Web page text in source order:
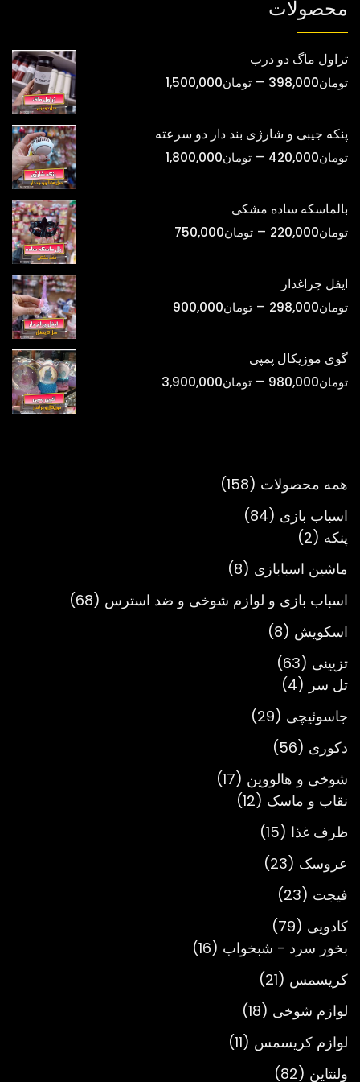
محصولات
تراول ماگ دو درب
تومان398,000
– تومان1,500,000محدوده
پنکه جیبی و شارژی بند دار دو سرعته
تومان420,000
– تومان1,800,000محدوده
تومان420,000
بالماسکه ساده مشکی
تومان220,000
– تومان750,000
تومان750,000
ایفل چراغدار
تومان298,000
– تومان900,000
تومان900,000
گوی موزیکال پمپی
تومان980,000
– تومان3,900,000
همه محصولات
158
158
اسباب بازی 84
84
پنکه 2
2
محصول
ماشین اسبابازی 8
8
اسباب بازی و لوازم شوخی و ضد استرس 68
68
اسکویش 8
8
تزیینی 63
63
محصول
تل سر 4
4
محصول
جاسوئیچی 29
29
دکوری 56
56
محصول
شوخی و هالووین 17
17
نقاب و ماسک 12
12
ظرف غذا 15
15
محصول
عروسک 23
23
فیجت 23
23
محصول
کادویی 79
79
محصول
بخور سرد - شبخواب 16
16
کریسمس 21
21
محصول
لوازم شوخی 18
18
محصول
لوازم کریسمس 11
11
ولنتاین 82
82